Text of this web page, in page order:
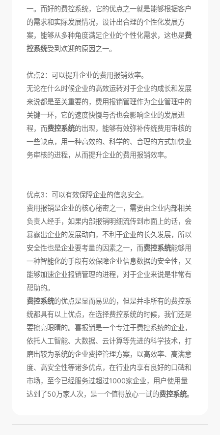
一。而好的费控系统，它的优点之一就是能够根据客户
的需求和实际发展情况，设计出合理的个性化发展方
案，能够从多种角度满足企业的个性化需求，这也是费
控系统受到欢迎的原因之一。
优点2：可以提升企业的费用报销效率。
无论在什么时候企业的高效运转对于企业的成长和发展
来说都是至关重要的，费用报销管理作为企业管理中的
关键一环，它的速度快慢与否也会影响企业的发展进
程，而费控系统的出现，能够有效弥补传统费用审核的
一些缺点，用一种高效的、科学的、合理的方式加快业
务审核的进程，从而提升企业的费用报销效率。
优点3：可以有效保障企业的信息安全。
费用报销是企业的核心秘密之一，需要由企业内部相关
负责人经手，如果内部报销明细流传到市面上的话，会
暴露出企业的发展动向，不利于企业的长久发展，所以
安全性也是企业要考量的因素之一，而费控系统能够用
一种智能化的手段有效保障企业信息数据的安全性，又
能够加速企业报销管理的进程，对于企业来说是非常有
帮助的。
费控系统的优点是显而易见的，但是并非所有的费控系
统都具有以上优点，在选择费控系统的时候，我们还是
要擦亮眼睛的。喜报销是一个专注于费控系统的企业，
依托人工智能、大数据、云计算等先进的科学技术，打
磨出较为系统的企业费控管理方案，以高效率、高满意
度、高安全性等诸多优点，在行业内享有良好的口碑和
市场，至今已经服务过超过1000家企业，用户使用量
达到了50万家人次，是一个值得放心一试的费控系统。